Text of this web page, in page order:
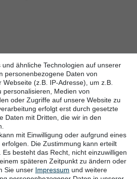
ähnliche Technologien auf unserer
personenbezogene Daten von
(z.B. IP-Adresse), um z.B.
personalisieren, Medien von
oder Zugriffe auf unsere Website zu
erfolgt erst durch gesetzte
Daten mit Dritten, die wir in den
mit Einwilligung oder aufgrund eines
Die Zustimmung kann erteilt
besteht das Recht, nicht einzuwilligen
späteren Zeitpunkt zu ändern oder
Sie unser Impressum und weitere